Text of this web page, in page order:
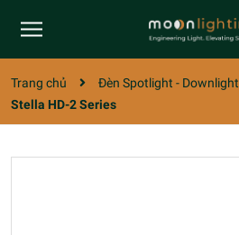
Trang chủ Đèn Spotlight - Downlight
Stella HD-2 Series